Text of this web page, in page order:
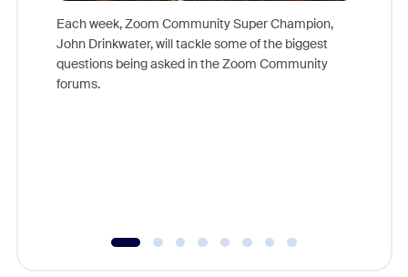
Each week, Zoom Community Super Champion,
John Drinkwater, will tackle some of the biggest
questions being asked in the Zoom Community
forums.